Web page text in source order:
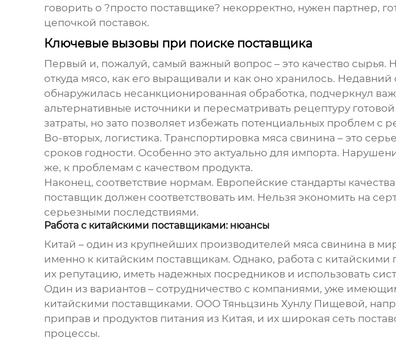
говорить о ?просто поставщике? некорректно, нужен партнер,
цепочкой поставок.
Ключевые вызовы при поиске поставщика
Первый и, пожалуй, самый важный вопрос – это качество сырья.
откуда мясо, как его выращивали и как оно хранилось.
обнаружилась несанкционированная обработка, подчеркнул
альтернативные источники и пересматривать рецептуру
затраты, но зато позволяет избежать потенциальных проблем с
Во-вторых, логистика. Транспортировка мяса свинина – это
сроков годности. Особенно это актуально для импорта.
же, к проблемам с качеством продукта.
Наконец, соответствие нормам. Европейские стандарты
поставщик должен соответствовать им. Нельзя экономить на
серьезными последствиями.
Работа с китайскими поставщиками: нюансы
Китай – один из крупнейших производителей мяса свинина в
именно к китайским поставщикам. Однако, работа с
их репутацию, иметь надежных посредников и использовать
Один из вариантов – сотрудничество с компаниями, уже
китайскими поставщиками. ООО Тяньцзинь Хунлу Пищевой,
приправ и продуктов питания из Китая, и их широкая сеть
процессы.